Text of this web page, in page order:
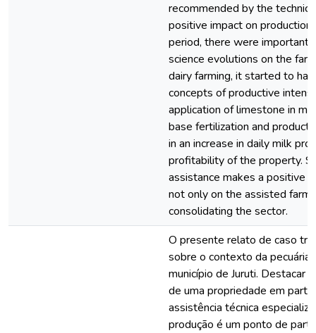
recommended by the
positive impact on
period, there were important
science evolutions on the
dairy farming, it started to
concepts of productive
application of limestone in
base fertilization and
in an increase in daily milk
profitability of the property.
assistance makes a positive
not only on the assisted
consolidating the sector.
O presente relato de caso
sobre o contexto da
município de Juruti. Destacar
de uma propriedade em
assistência técnica
produção é um ponto de